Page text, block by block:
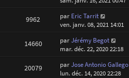
9962 par Eric Tarrit
ven. janv. 08, 2021 14:01
14660 parJérémy Begot
mar. déc. 22, 2020 22:18
20079 parJose Antonio Gallego
lun. déc. 14, 2020 22:28